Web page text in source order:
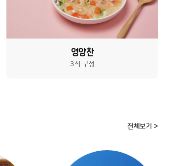
영양찬
3식 구성
전체보기 >
실온이유식 '후기' 4종 SET